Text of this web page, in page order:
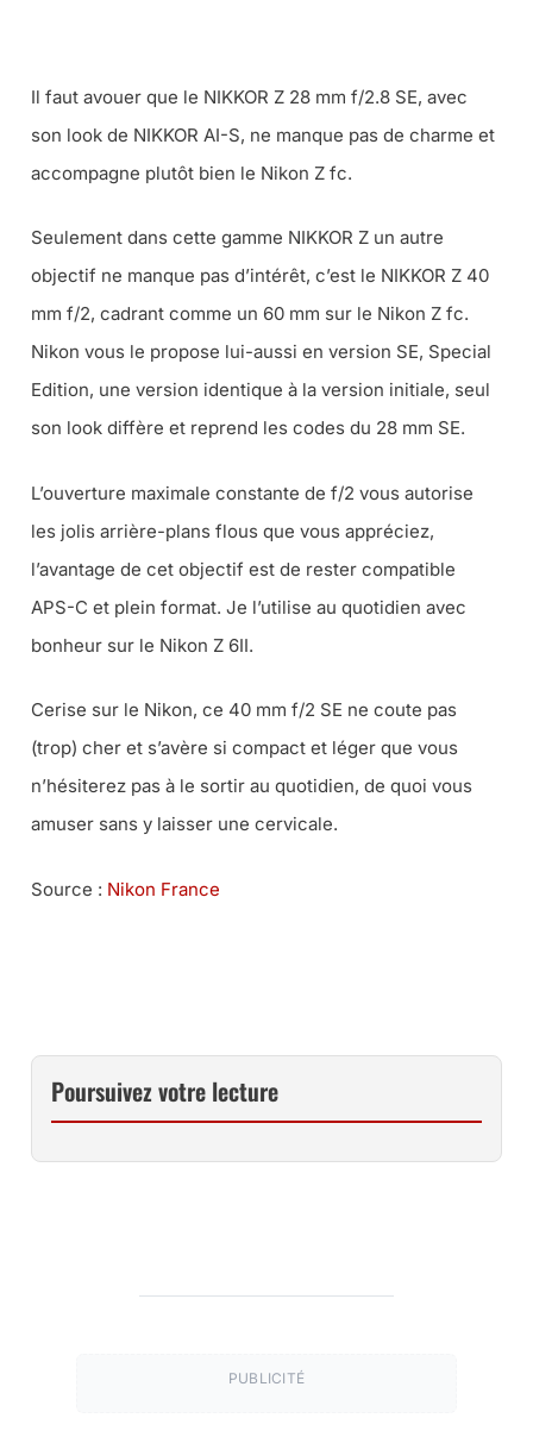
Il faut avouer que le NIKKOR Z 28 mm f/2.8 SE, avec
son look de NIKKOR AI-S, ne manque pas de charme et
accompagne plutôt bien le Nikon Z fc.
Seulement dans cette gamme NIKKOR Z un autre
objectif ne manque pas d’intérêt, c’est le NIKKOR Z 40
mm f/2, cadrant comme un 60 mm sur le Nikon Z fc.
Nikon vous le propose lui-aussi en version SE, Special
Edition, une version identique à la version initiale, seul
son look diffère et reprend les codes du 28 mm SE.
L’ouverture maximale constante de f/2 vous autorise
les jolis arrière-plans flous que vous appréciez,
l’avantage de cet objectif est de rester compatible
APS-C et plein format. Je l’utilise au quotidien avec
bonheur sur le Nikon Z 6II.
Cerise sur le Nikon, ce 40 mm f/2 SE ne coute pas
(trop) cher et s’avère si compact et léger que vous
n’hésiterez pas à le sortir au quotidien, de quoi vous
amuser sans y laisser une cervicale.
Source : Nikon France
Poursuivez votre lecture
PUBLICITÉ